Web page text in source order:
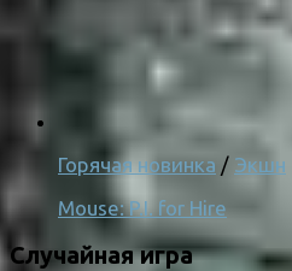
Горячая новинка / Экшн
Mouse: P.I. for Hire
Случайная игра